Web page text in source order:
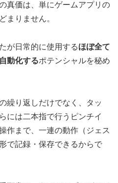
真価は、単にゲームアプリの
まりません。
が日常的に使用するほぼ全て
動化するポテンシャルを秘め
繰り返しだけでなく、タッ
には二本指で行うピンチイ
作まで、一連の動作（ジェス
で記録・保存できるからで